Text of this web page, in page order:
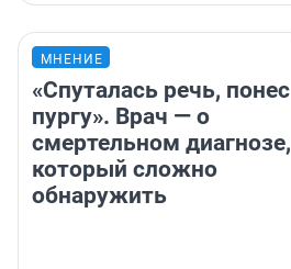
МНЕНИЕ
«Спуталась речь, понес
пургу». Врач — о
смертельном диагнозе,
который сложно
обнаружить